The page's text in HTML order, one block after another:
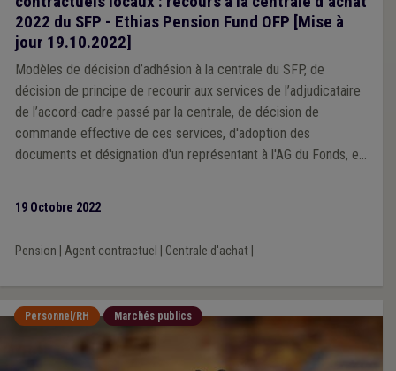
2022 du SFP - Ethias Pension Fund OFP [Mise à
jour 19.10.2022]
Modèles de décision d’adhésion à la centrale du SFP, de
décision de principe de recourir aux services de l’adjudicataire
de l’accord-cadre passé par la centrale, de décision de
commande effective de ces services, d'adoption des
documents et désignation d'un représentant à l'AG du Fonds, et
19 Octobre 2022
Pension Agent contractuel Centrale d'achat|
Personnel/RH Marchés publics